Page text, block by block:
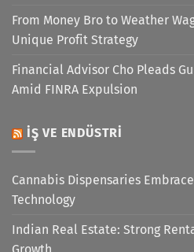
From Money Bro to Weather
Unique Profit Strategy
Financial Advisor Cho Pleads
Amid FINRA Expulsion
İŞ VE ENDÜSTRI
Cannabis Dispensaries
Technology
Indian Real Estate: Strong